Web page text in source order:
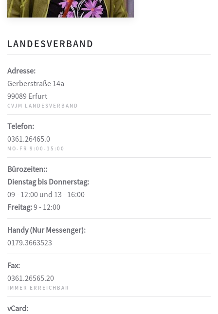
LANDESVERBAND
Adresse:
Gerberstraße 14a
99089 Erfurt
CVJM LANDESVERBAND
Telefon:
0361.26465.0
MO-FR 9:00-15:00
Bürozeiten::
Dienstag bis Donnerstag:
09 - 12:00 und 13 - 16:00
Freitag:9 - 12:00
Handy (Nur Messenger):
0179.3663523
Fax:
0361.26565.20
IMMER ERREICHBAR
vCard: